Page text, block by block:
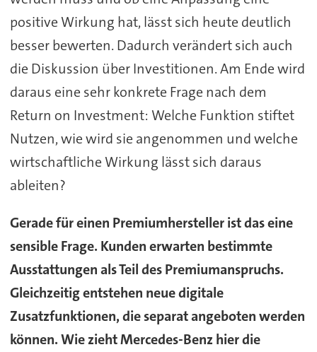
positive Wirkung hat, lässt sich heute deutlich
besser bewerten. Dadurch verändert sich auch
die Diskussion über Investitionen. Am Ende wird
daraus eine sehr konkrete Frage nach dem
Return on Investment: Welche Funktion stiftet
Nutzen, wie wird sie angenommen und welche
wirtschaftliche Wirkung lässt sich daraus
ableiten?
Gerade für einen Premiumhersteller ist das eine
sensible Frage. Kunden erwarten bestimmte
Ausstattungen als Teil des Premiumanspruchs.
Gleichzeitig entstehen neue digitale
Zusatzfunktionen, die separat angeboten werden
können. Wie zieht Mercedes-Benz hier die